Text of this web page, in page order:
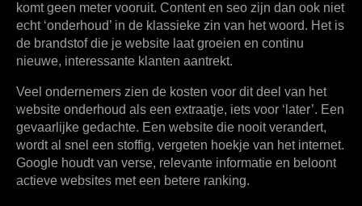
komt geen meter vooruit. Content en seo zijn dan ook niet
echt ‘onderhoud’ in de klassieke zin van het woord. Het is
de brandstof die je website laat groeien en continu
nieuwe, interessante klanten aantrekt.
Veel ondernemers zien de kosten voor dit deel van het
website onderhoud als een extraatje, iets voor ‘later’. Een
gevaarlijke gedachte. Een website die nooit verandert,
wordt al snel een stoffig, vergeten hoekje van het internet.
Google houdt van verse, relevante informatie en beloont
actieve websites met een betere ranking.